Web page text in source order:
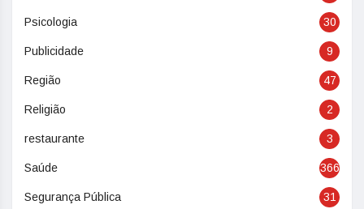
Psicologia 30
Publicidade 9
Região 47
Religião 2
restaurante 3
Saúde 366
Segurança Pública 31